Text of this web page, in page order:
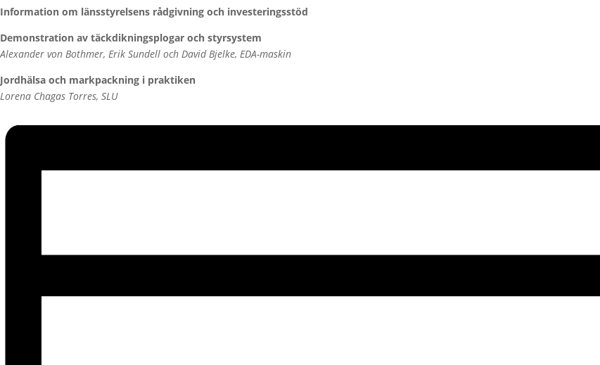
Information om länsstyrelsens rådgivning och investeringsstöd
Demonstration av täckdikningsplogar och styrsystem
Alexander von Bothmer, Erik Sundell och David Bjelke, EDA-maskin
Jordhälsa och markpackning i praktiken
Lorena Chagas Torres, SLU